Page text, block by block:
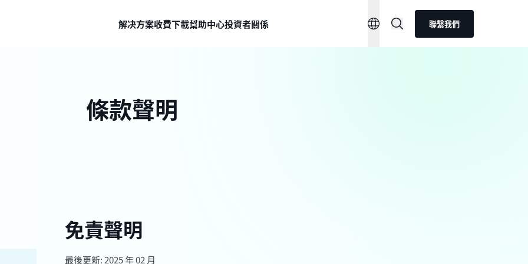
解决方案收費下載幫助中心投資者關係 聯繫我們
條款聲明
免責聲明
最後更新: 2025 年 02 月